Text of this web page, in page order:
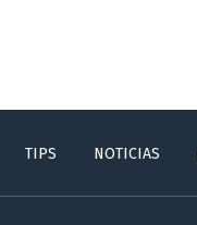
TIPS NOTICIAS